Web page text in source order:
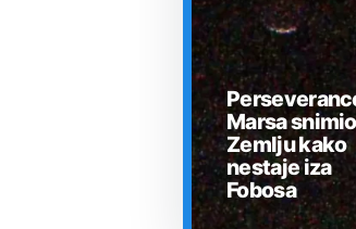
Marsa snimio
Zemlju kako
nestaje iza
Fobosa